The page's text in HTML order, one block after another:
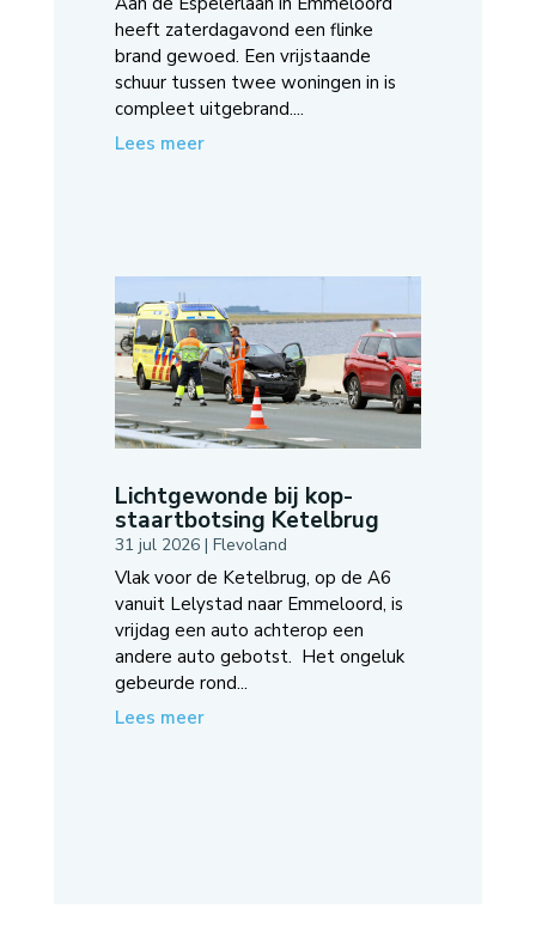
heeft zaterdagavond een flinke
brand gewoed. Een vrijstaande
schuur tussen twee woningen in is
compleet uitgebrand....
Lees meer
Lichtgewonde bij kop-
staartbotsing Ketelbrug
31 jul 2026| Flevoland
Vlak voor de Ketelbrug, op de A6
vanuit Lelystad naar Emmeloord, is
vrijdag een auto achterop een
andere auto gebotst. Het ongeluk
gebeurde rond...
Lees meer